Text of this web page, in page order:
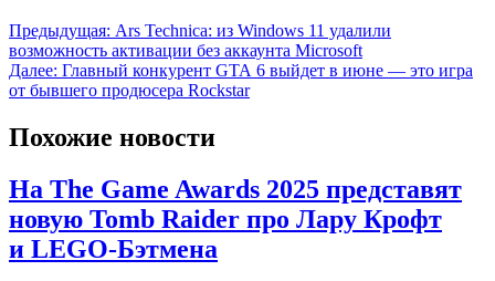
Предыдущая: Ars Technica: из Windows 11 удалили
возможность активации без аккаунта Microsoft
Далее: Главный конкурент GTA 6 выйдет в июне — это игра
от бывшего продюсера Rockstar
Похожие новости
На The Game Awards 2025 представят
новую Tomb Raider про Лару Крофт
и LEGO-Бэтмена